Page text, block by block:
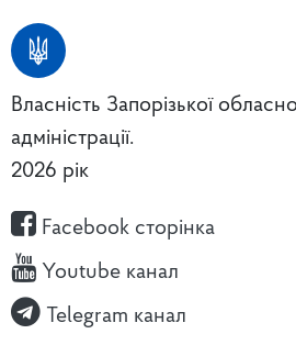
Власність Запорізької
адміністрації.
2026 рік
Facebook сторінка
Youtube канал
Telegram канал